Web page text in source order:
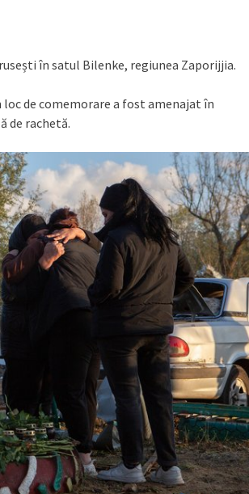
în satul Bilenke, regiunea Zaporijjia.
de comemorare a fost amenajat în
de rachetă.